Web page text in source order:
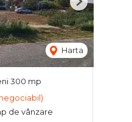
Harta
Next
300 mp
de vânzare